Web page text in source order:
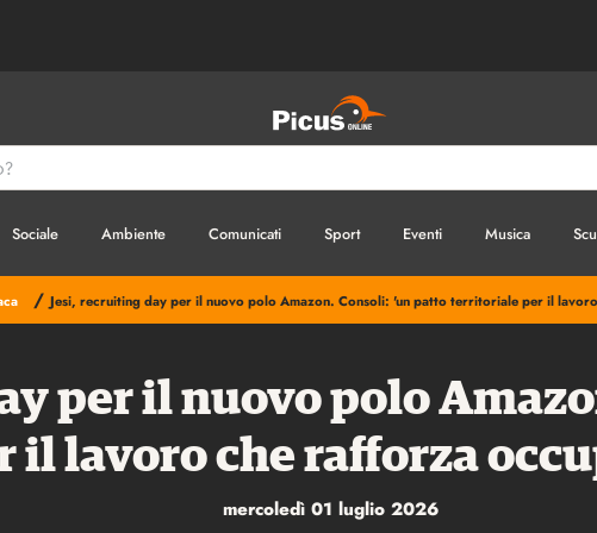
Sociale Ambiente Comunicati Sport Eventi Musica
/ Jesi, recruiting day per il nuovo polo Amazon. Consoli: 'un patto territoriale per il
per il nuovo polo
lavoro che rafforza
mercoledì 01 luglio 2026